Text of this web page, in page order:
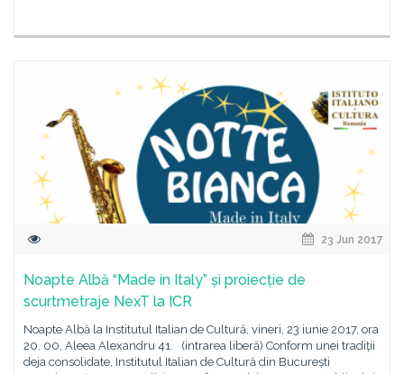
23 Jun 2017
Noapte Albă “Made in Italy” și proiecție de
scurtmetraje NexT la ICR
Noapte Albă la Institutul Italian de Cultură, vineri, 23 iunie 2017, ora
20. 00, Aleea Alexandru 41. (intrarea liberă) Conform unei tradiții
deja consolidate, Institutul Italian de Cultură din București